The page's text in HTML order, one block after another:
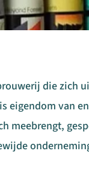
die
eigendom van
meebrengt,